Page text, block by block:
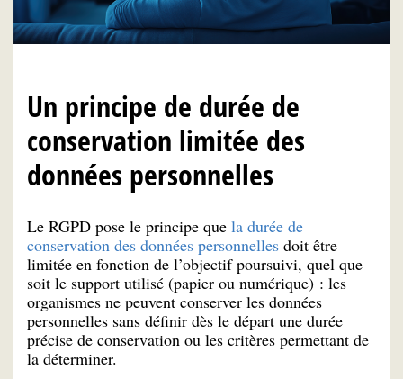
Un principe de durée de
conservation limitée des
données personnelles
Le RGPD pose le principe que la durée de
conservation des données personnelles doit être
limitée en fonction de l’objectif poursuivi, quel que
soit le support utilisé (papier ou numérique) : les
organismes ne peuvent conserver les données
personnelles sans définir dès le départ une durée
précise de conservation ou les critères permettant de
la déterminer.